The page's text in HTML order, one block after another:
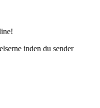
inden du sender